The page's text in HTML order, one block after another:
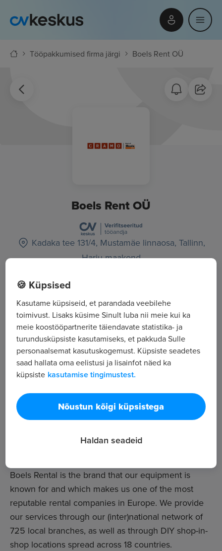
Tööpakkumised firma järgi Boels Rent OÜ
Boels Rent OÜ
Kadaka tee 131/4, Mustamäe linnaosa, Tallinn,
Harju maakond
Kõik tööpakkumised
Tööpakkuja tutvustus
1
Töötajate arv
823
Vaatamised
About Boels
The Boels Group consists of 4 brands: Boels Rental,
Cramo, IQ-Pass and Eekels Pompen. Among them
solution for every rental requirement.
Boels Rental is the brand that our equipment is
known for and which makes us one of the most
reputable rental companies in Europe. We provide
our services through our (inter)national network of
725 local branches, as well as through DIY shop-in-
shop locations spread across 18 countries.
🍪 Küpsised
Kasutame küpsiseid, et parandada veebilehe
toimivust. Lisaks küsime Sinult luba nii meie kui ka
meie koostööpartnerite täiendavate statistika- ja
turundusküpsiste kasutamiseks, et pakkuda Sulle
personaalsemat kasutuskogemust. Küpsiste seadetes
saad hallata oma eelistusi ja lisainfot näed ka
küpsiste kasutamise tingimustest.
Nõustun kõigi küpsistega
Haldan seadeid